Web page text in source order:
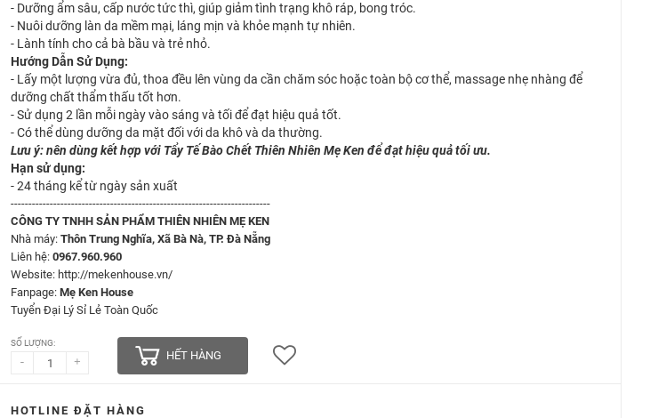
- Dưỡng ẩm sâu, cấp nước tức thì, giúp giảm tình trạng khô ráp, bong tróc.
- Nuôi dưỡng làn da mềm mại, láng mịn và khỏe mạnh tự nhiên.
- Lành tính cho cả bà bầu và trẻ nhỏ.
Hướng Dẫn Sử Dụng:
- Lấy một lượng vừa đủ, thoa đều lên vùng da cần chăm sóc hoặc toàn bộ cơ thể, massage nhẹ nhàng để
dưỡng chất thẩm thấu tốt hơn.
- Sử dụng 2 lần mỗi ngày vào sáng và tối để đạt hiệu quả tốt.
- Có thể dùng dưỡng da mặt đối với da khô và da thường.
Lưu ý: nên dùng kết hợp với Tẩy Tế Bào Chết Thiên Nhiên Mẹ Ken để đạt hiệu quả tối ưu.
Hạn sử dụng:
- 24 tháng kể từ ngày sản xuất
-------------------------------------------------------------------------
CÔNG TY TNHH SẢN PHẨM THIÊN NHIÊN MẸ KEN
Nhà máy:Thôn Trung Nghĩa, Xã Bà Nà, TP. Đà Nẵng
Liên hệ:0967.960.960
Website: http://mekenhouse.vn/
Fanpage:Mẹ Ken House
Tuyển Đại Lý Sỉ Lẻ Toàn Quốc
SỐ LƯỢNG:
- +
HẾT HÀNG
HOTLINE ĐẶT HÀNG